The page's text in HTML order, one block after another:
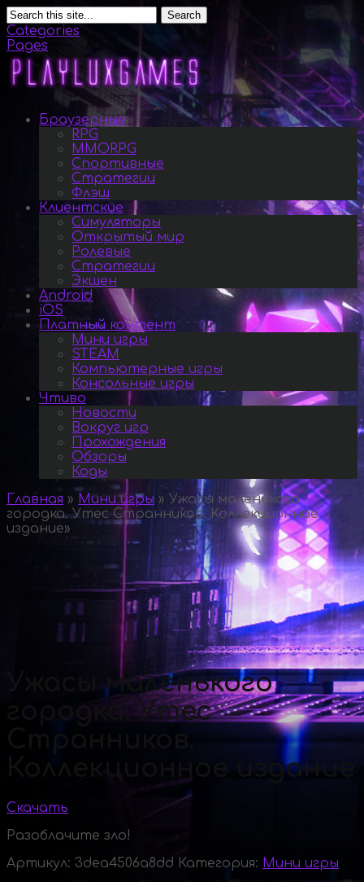
Search
Categories
Pages
Браузерные
RPG
MMORPG
Спортивные
Стратегии
Флэш
Клиентские
Симуляторы
Открытый мир
Ролевые
Стратегии
Экшен
Android
iOS
Платный контент
Мини игры
STEAM
Компьютерные игры
Консольные игры
Чтиво
Новости
Вокруг игр
Прохождения
Обзоры
Коды
Главная » Мини игры » Ужасы маленького
городка. Утес Странников. Коллекционное
издание»
Ужасы маленького
городка. Утес
Коллекционное издание
Скачать
Разоблачите зло!
Артикул: 3dea4506a8dd Категория: Мини игры